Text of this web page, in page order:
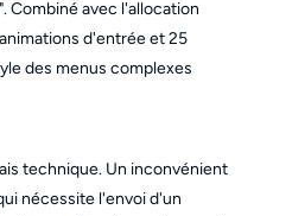
Combiné avec l'allocation
d'entrée et 25
des menus complexes
technique. Un inconvénient
nécessite l'envoi d'un